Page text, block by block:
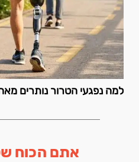
למה נפגעי הטרור נותרים
אתם הכוח